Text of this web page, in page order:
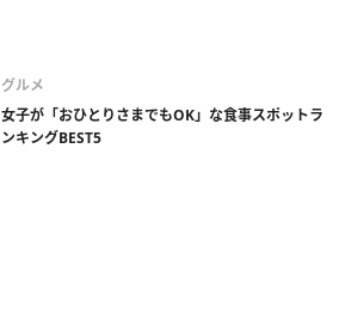
グルメ
女子が「おひとりさまでもOK」な食事スポットラ
ンキングBEST5